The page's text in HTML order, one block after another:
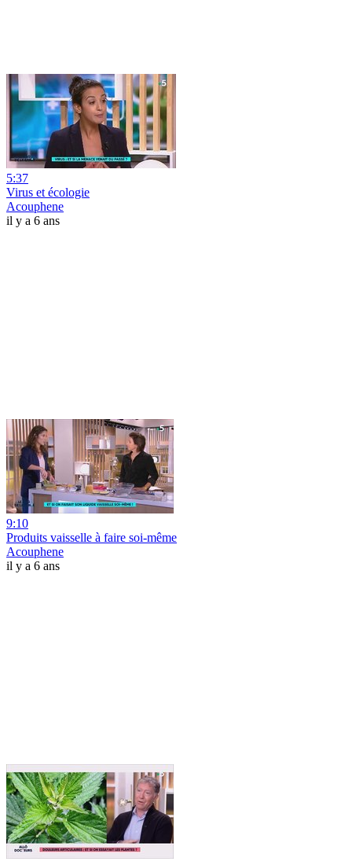
5:37
Virus et écologie
Acouphene
il y a 6 ans
9:10
Produits vaisselle à faire soi-même
Acouphene
il y a 6 ans